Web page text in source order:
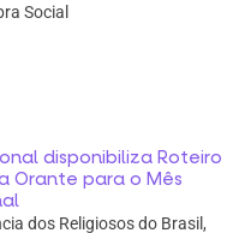
Social
disponibiliza Roteiro
Orante para o Mês
dos Religiosos do Brasil,